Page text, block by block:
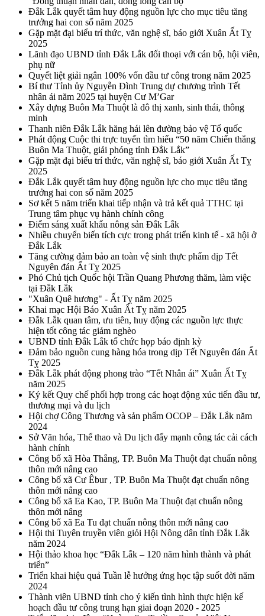
Đắk Lắk quyết tâm huy động nguồn lực cho mục tiêu tăng
trưởng hai con số năm 2025
Gặp mặt đại biểu trí thức, văn nghệ sĩ, báo giới Xuân Ất Tỵ
2025
Lãnh đạo UBND tỉnh Đắk Lắk đối thoại với cán bộ, hội viên,
phụ nữ
Quyết liệt giải ngân 100% vốn đầu tư công trong năm 2025
Bí thư Tỉnh ủy Nguyễn Đình Trung dự chương trình Tết
nhân ái năm 2025 tại huyện Cư M’Gar
Xây dựng Buôn Ma Thuột là đô thị xanh, sinh thái, thông
minh
Thanh niên Đắk Lắk hăng hái lên đường bảo vệ Tổ quốc
Phát động Cuộc thi trực tuyến tìm hiểu “50 năm Chiến thắng
Buôn Ma Thuột, giải phóng tỉnh Đắk Lắk”
Gặp mặt đại biểu trí thức, văn nghệ sĩ, báo giới Xuân Ất Tỵ
2025
Đắk Lắk quyết tâm huy động nguồn lực cho mục tiêu tăng
trưởng hai con số năm 2025
Sơ kết 5 năm triển khai tiếp nhận và trả kết quả TTHC tại
Trung tâm phục vụ hành chính công
Điểm sáng xuất khẩu nông sản Đắk Lắk
Nhiều chuyển biến tích cực trong phát triển kinh tế - xã hội ở
Đắk Lắk
Tăng cường đảm bảo an toàn vệ sinh thực phẩm dịp Tết
Nguyên đán Ất Tỵ 2025
Phó Chủ tịch Quốc hội Trần Quang Phương thăm, làm việc
tại Đắk Lắk
"Xuân Quê hương" - Ất Tỵ năm 2025
Khai mạc Hội Báo Xuân Ất Tỵ năm 2025
Đắk Lắk quan tâm, ưu tiên, huy động các nguồn lực thực
hiện tốt công tác giảm nghèo
UBND tỉnh Đắk Lắk tổ chức họp báo định kỳ
Đảm bảo nguồn cung hàng hóa trong dịp Tết Nguyên đán Ất
Tỵ 2025
Đắk Lắk phát động phong trào “Tết Nhân ái” Xuân Ất Tỵ
năm 2025
Ký kết Quy chế phối hợp trong các hoạt động xúc tiến đầu tư,
thương mại và du lịch
Hội chợ Công Thương và sản phẩm OCOP – Đắk Lắk năm
2024
Sở Văn hóa, Thể thao và Du lịch đẩy mạnh công tác cải cách
hành chính
Công bố xã Hòa Thắng, TP. Buôn Ma Thuột đạt chuẩn nông
thôn mới nâng cao
Công bố xã Cư Êbur , TP. Buôn Ma Thuột đạt chuẩn nông
thôn mới nâng cao
Công bố xã Ea Kao, TP. Buôn Ma Thuột đạt chuẩn nông
thôn mới nâng
Công bố xã Ea Tu đạt chuẩn nông thôn mới nâng cao
Hội thi Tuyên truyền viên giỏi Hội Nông dân tỉnh Đắk Lắk
năm 2024
Hội thảo khoa học “Đắk Lắk – 120 năm hình thành và phát
triển”
Triển khai hiệu quả Tuần lễ hưởng ứng học tập suốt đời năm
2024
Thành viên UBND tỉnh cho ý kiến tình hình thực hiện kế
hoạch đầu tư công trung hạn giai đoạn 2020 - 2025